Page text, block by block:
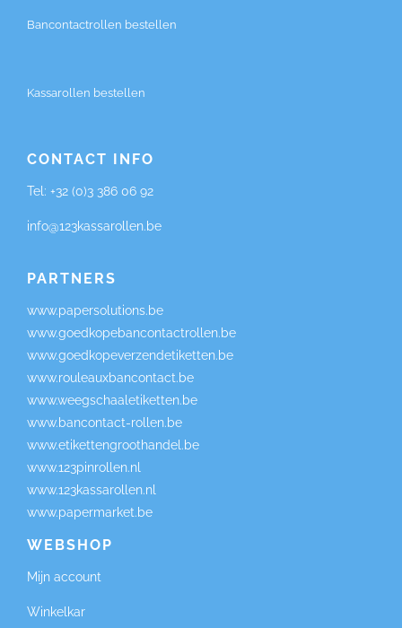
Bancontactrollen bestellen
Kassarollen bestellen
CONTACT INFO
Tel: +32 (0)3 386 06 92
info@123kassarollen.be
PARTNERS
www.papersolutions.be
www.goedkopebancontactrollen.be
www.goedkopeverzendetiketten.be
www.rouleauxbancontact.be
www.weegschaaletiketten.be
www.bancontact-rollen.be
www.etikettengroothandel.be
www.123pinrollen.nl
www.123kassarollen.nl
www.papermarket.be
WEBSHOP
Mijn account
Winkelkar